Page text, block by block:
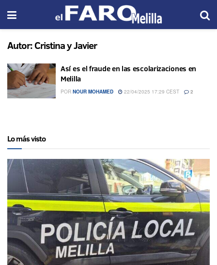
Autor:Cristina y Javier
Así es el fraude en las escolarizaciones en
Melilla
POR NOUR MOHAMED 22/04/2025 17:29 CEST 2
Lo más visto